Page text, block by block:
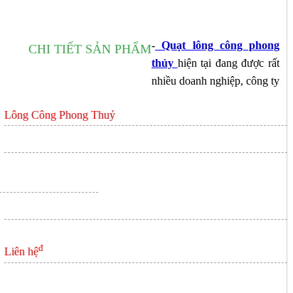
CHI TIẾT SẢN PHẨM
Lông Công Phong Thuỷ
Liên hệđ
- Quạt lông công phong
thủy hiện tại đang được rất
nhiều doanh nghiệp, công ty